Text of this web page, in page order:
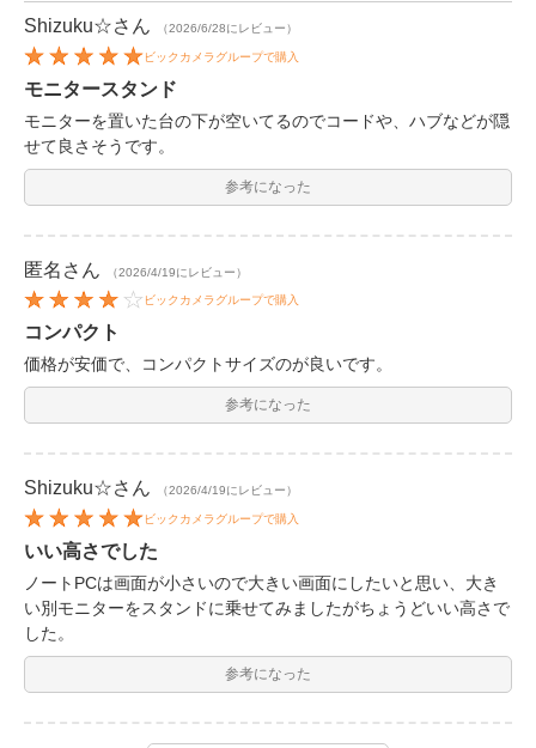
Shizuku☆さん （2026/6/28にレビュー）
ビックカメラグループで購入
モニタースタンド
モニターを置いた台の下が空いてるのでコードや、ハブなどが隠
せて良さそうです。
参考になった
匿名 さん （2026/4/19にレビュー）
ビックカメラグループで購入
コンパクト
価格が安価で、コンパクトサイズのが良いです。
参考になった
Shizuku☆さん （2026/4/19にレビュー）
ビックカメラグループで購入
いい高さでした
ノートPCは画面が小さいので大きい画面にしたいと思い、大き
い別モニターをスタンドに乗せてみましたがちょうどいい高さで
した。
参考になった